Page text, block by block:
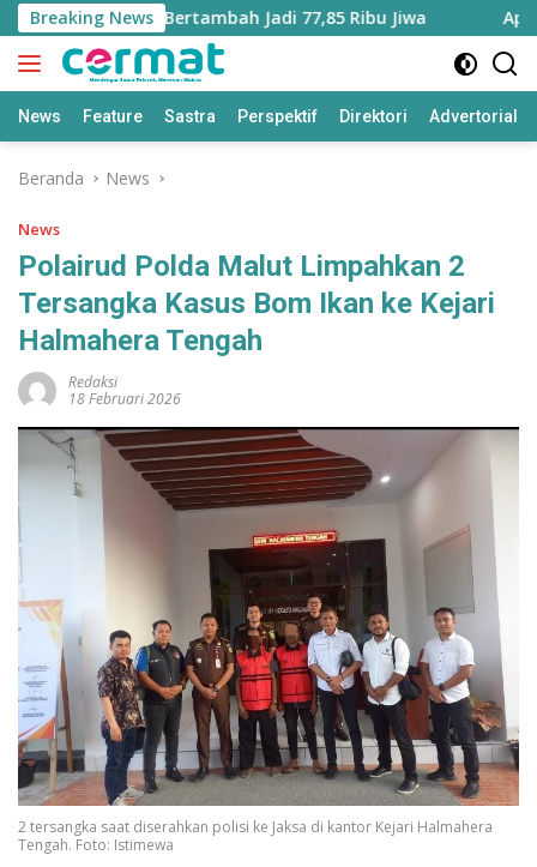
Langsung
ke
konten
Breaking News
Utara Bertambah Jadi 77,85 Ribu Jiwa
News Feature Sastra Perspektif Direktori Advertorial
Beranda News
News
Polairud Polda Malut Limpahkan 2
Tersangka Kasus Bom Ikan ke Kejari
Halmahera Tengah
Redaksi
18 Februari 2026
2 tersangka saat diserahkan polisi ke Jaksa di kantor Kejari Halmahera
Tengah. Foto: Istimewa